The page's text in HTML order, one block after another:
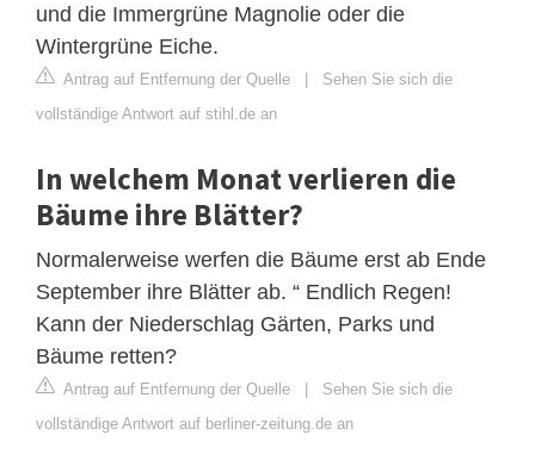
und die Immergrüne Magnolie oder die
Wintergrüne Eiche.
Antrag auf Entfernung der Quelle | Sehen Sie sich die
vollständige Antwort auf stihl.de an
In welchem Monat verlieren die
Bäume ihre Blätter?
Normalerweise werfen die Bäume erst ab Ende
September ihre Blätter ab. “ Endlich Regen!
Kann der Niederschlag Gärten, Parks und
Bäume retten?
Antrag auf Entfernung der Quelle | Sehen Sie sich die
vollständige Antwort auf berliner-zeitung.de an